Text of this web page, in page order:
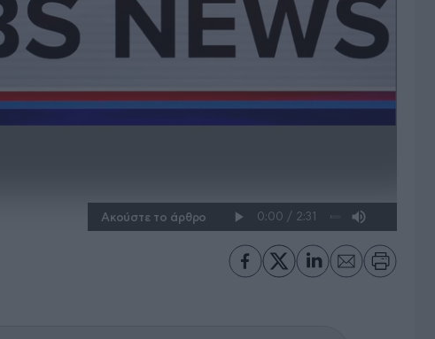
Ακούστε το άρθρο